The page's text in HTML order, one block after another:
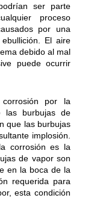
ser parte
proceso
por una
El aire
debido al mal
puede ocurrir
por la
las burbujas de
que las burbujas
implosión.
corrosión es la
de vapor son
en la boca de la
requerida para
esta condición